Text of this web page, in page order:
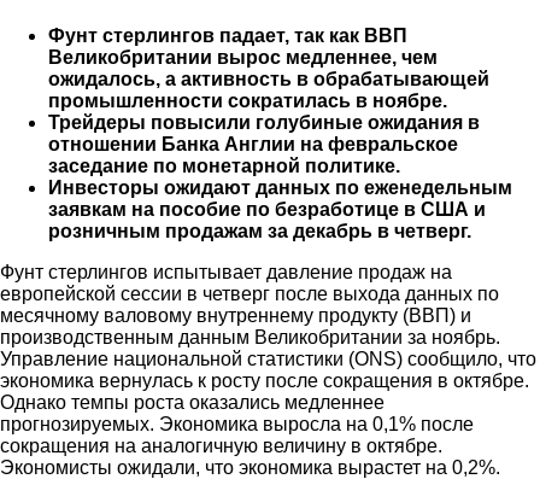
Фунт стерлингов падает, так как ВВП
Великобритании вырос медленнее, чем
ожидалось, а активность в обрабатывающей
промышленности сократилась в ноябре.
Трейдеры повысили голубиные ожидания в
отношении Банка Англии на февральское
заседание по монетарной политике.
Инвесторы ожидают данных по еженедельным
заявкам на пособие по безработице в США и
розничным продажам за декабрь в четверг.
Фунт стерлингов испытывает давление продаж на
европейской сессии в четверг после выхода данных по
месячному валовому внутреннему продукту (ВВП) и
производственным данным Великобритании за ноябрь.
Управление национальной статистики (ONS) сообщило, что
экономика вернулась к росту после сокращения в октябре.
Однако темпы роста оказались медленнее
прогнозируемых. Экономика выросла на 0,1% после
сокращения на аналогичную величину в октябре.
Экономисты ожидали, что экономика вырастет на 0,2%.